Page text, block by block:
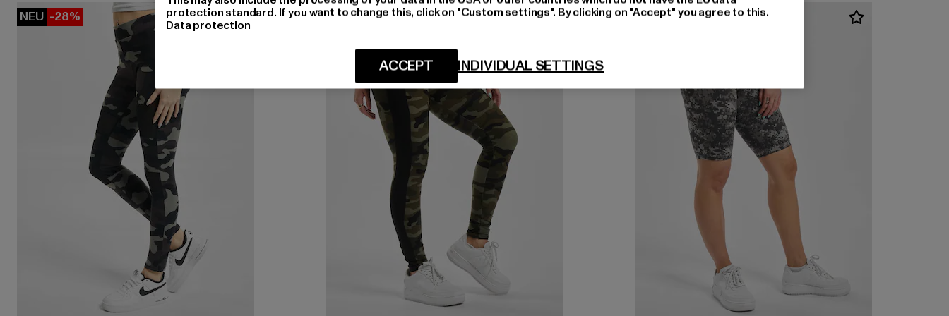
NEU -28% NEU -35% -37%
protection standard. If you want to change this, click on "Custom settings". By clicking on "Accept" you agree to this.
Data protection
INDIVIDUAL SETTINGS
ACCEPT